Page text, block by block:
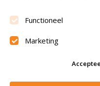
© Copyright 2026
Functioneel
Marketing